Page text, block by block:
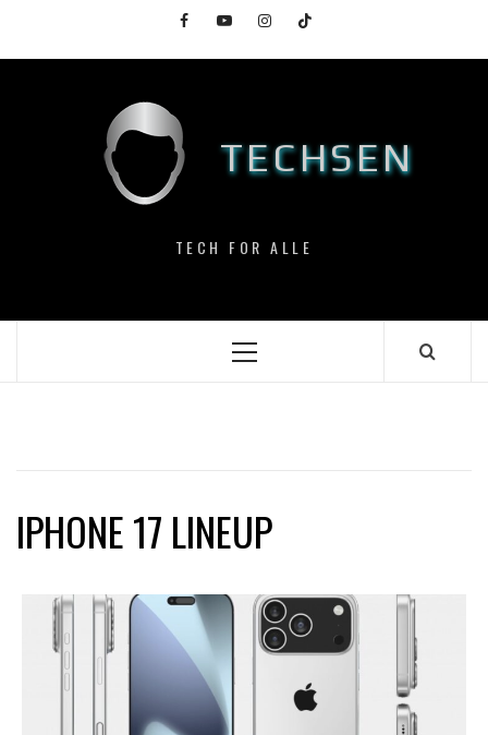
content
FacebookYouTubeInstagramTikTok
TECHSEN
TECH FOR ALLE
Primary
IPHONE 17 LINEUP